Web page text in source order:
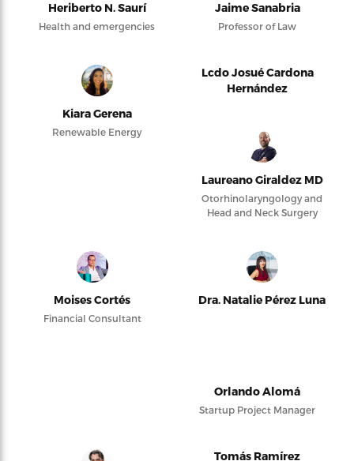
Heriberto N. Saurí
Health and emergencies
Jaime Sanabria
Professor of Law
Kiara Gerena
Renewable Energy
Lcdo Josué Cardona
Hernández
Laureano Giraldez MD
Otorhinolaryngology and
Head and Neck Surgery
Moises Cortés
Financial Consultant
Dra. Natalie Pérez Luna
Orlando Alomá
Startup Project Manager
Tomás Ramírez